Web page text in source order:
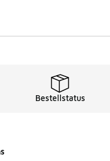
Bestellstatus